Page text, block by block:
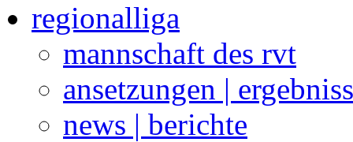
regionalliga
mannschaft des rvt
ansetzungen |
news | berichte